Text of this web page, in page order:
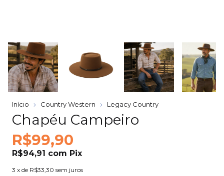
Início Country Western Legacy Country
Chapéu Campeiro
R$99,90
R$94,91 com Pix
3 x de R$33,30 sem juros